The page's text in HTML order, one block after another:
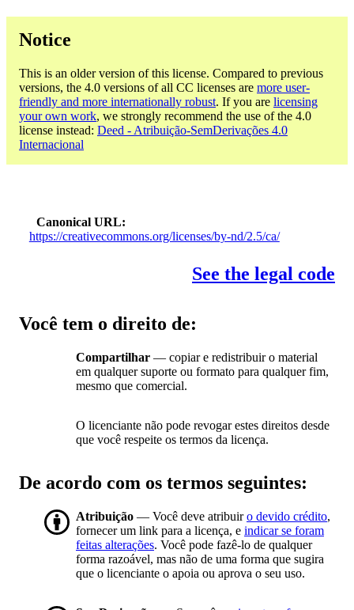
Notice
This is an older version of this license. Compared to previous
versions, the 4.0 versions of all CC licenses are more user-
friendly and more internationally robust. If you are licensing
your own work, we strongly recommend the use of the 4.0
license instead: Deed - Atribuição-SemDerivações 4.0
Internacional
Canonical URL
https://creativecommons.org/licenses/by-nd/2.5/ca/
See the legal code
Você tem o direito de:
Compartilhar — copiar e redistribuir o material
em qualquer suporte ou formato para qualquer fim,
mesmo que comercial.
O licenciante não pode revogar estes direitos desde
que você respeite os termos da licença.
De acordo com os termos seguintes:
Atribuição — Você deve atribuiro devido crédito,
fornecer um link para a licença, e indicar se foram
feitas alterações. Você pode fazê-lo de qualquer
forma razoável, mas não de uma forma que sugira
que o licenciante o apoia ou aprova o seu uso.